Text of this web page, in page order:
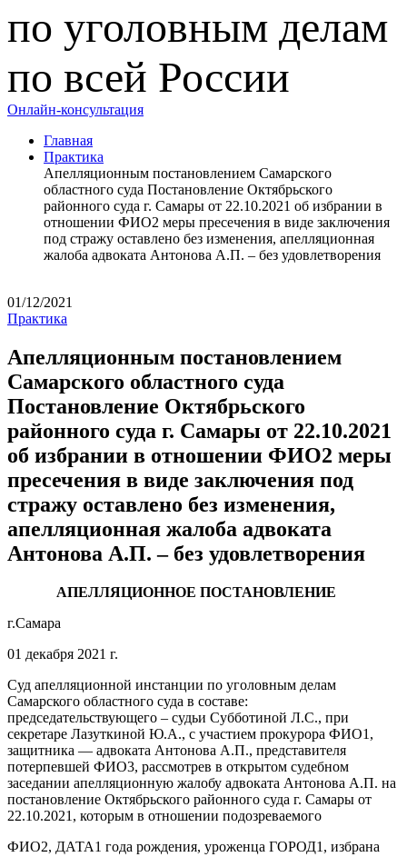
по уголовным делам
по всей России
Онлайн-консультация
Главная
Практика
Апелляционным постановлением Самарского
областного суда Постановление Октябрьского
районного суда г. Самары от 22.10.2021 об избрании в
отношении ФИО2 меры пресечения в виде заключения
под стражу оставлено без изменения, апелляционная
жалоба адвоката Антонова А.П. – без удовлетворения
01/12/2021
Практика
Апелляционным постановлением
Самарского областного суда
Постановление Октябрьского
районного суда г. Самары от 22.10.2021
об избрании в отношении ФИО2 меры
пресечения в виде заключения под
стражу оставлено без изменения,
апелляционная жалоба адвоката
Антонова А.П. – без удовлетворения
АПЕЛЛЯЦИОННОЕ ПОСТАНОВЛЕНИЕ
г.Самара
01 декабря 2021 г.
Суд апелляционной инстанции по уголовным делам
Самарского областного суда в составе:
председательствующего – судьи Субботиной Л.С., при
секретаре Лазуткиной Ю.А., с участием прокурора ФИО1,
защитника — адвоката Антонова А.П., представителя
потерпевшей ФИО3, рассмотрев в открытом судебном
заседании апелляционную жалобу адвоката Антонова А.П. на
постановление Октябрьского районного суда г. Самары от
22.10.2021, которым в отношении подозреваемого
ФИО2, ДАТА1 года рождения, уроженца ГОРОД1, избрана